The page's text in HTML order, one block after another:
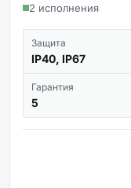
2 исполнения
Защита
IP40, IP67
Гарантия
5